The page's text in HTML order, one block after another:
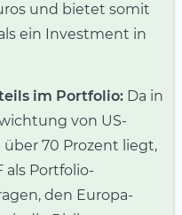
und bietet somit
ein Investment in
im Portfolio: Da in
von US-
70 Prozent liegt,
als Portfolio-
den Europa-